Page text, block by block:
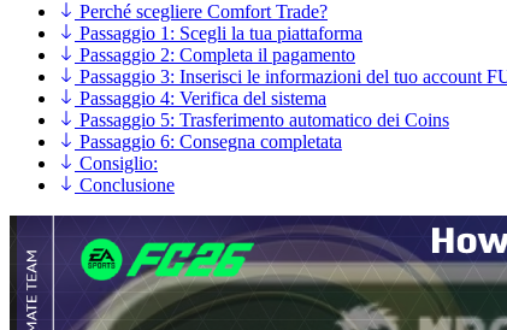
Perché scegliere Comfort Trade?
Passaggio 1: Scegli la tua piattaforma
Passaggio 2: Completa il pagamento
Passaggio 3: Inserisci le informazioni del tuo account
Passaggio 4: Verifica del sistema
Passaggio 5: Trasferimento automatico dei Coins
Passaggio 6: Consegna completata
Consiglio:
Conclusione